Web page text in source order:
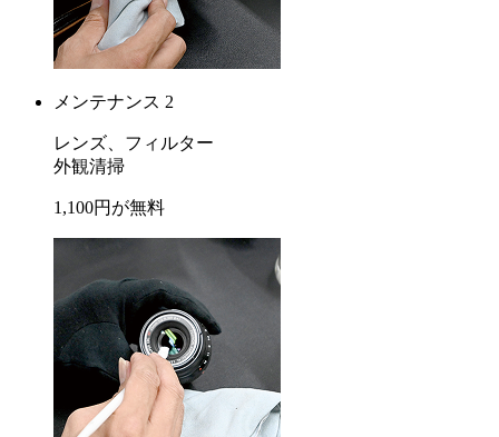
メンテナンス 2
レンズ、フィルター
外観清掃
1,100円が無料